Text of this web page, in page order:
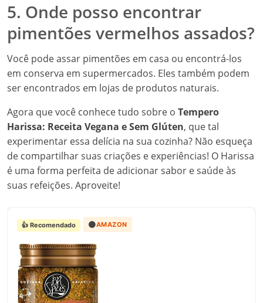
5. Onde posso encontrar
pimentões vermelhos assados?
Você pode assar pimentões em casa ou encontrá-los
em conserva em supermercados. Eles também podem
ser encontrados em lojas de produtos naturais.
Agora que você conhece tudo sobre o Tempero
Harissa: Receita Vegana e Sem Glúten, que tal
experimentar essa delícia na sua cozinha? Não esqueça
de compartilhar suas criações e experiências! O Harissa
é uma forma perfeita de adicionar sabor e saúde às
suas refeições. Aproveite!
👍 Recomendado 🟠AMAZON